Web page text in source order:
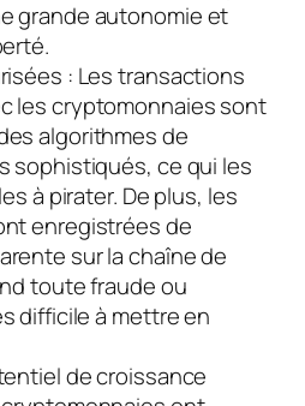
grande autonomie et
: Les transactions
les cryptomonnaies sont
algorithmes de
sophistiqués, ce qui les
à pirater. De plus, les
enregistrées de
sur la chaîne de
toute fraude ou
difficile à mettre en
de croissance